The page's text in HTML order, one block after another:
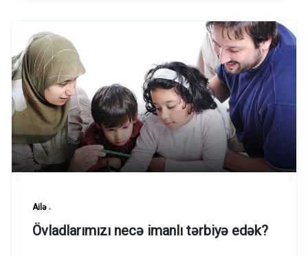
Ailə
Övladlarımızı necə imanlı tərbiyə edək?